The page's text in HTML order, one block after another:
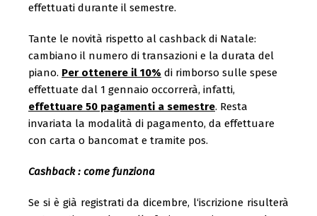
effettuati durante il semestre.
Tante le novità rispetto al cashback di Natale:
cambiano il numero di transazioni e la durata del
piano. Per ottenere il 10% di rimborso sulle spese
effettuate dal 1 gennaio occorrerà, infatti,
effettuare 50 pagamenti a semestre. Resta
invariata la modalità di pagamento, da effettuare
con carta o bancomat e tramite pos.
Cashback : come funziona
Se si è già registrati da dicembre, l‘iscrizione risulterà